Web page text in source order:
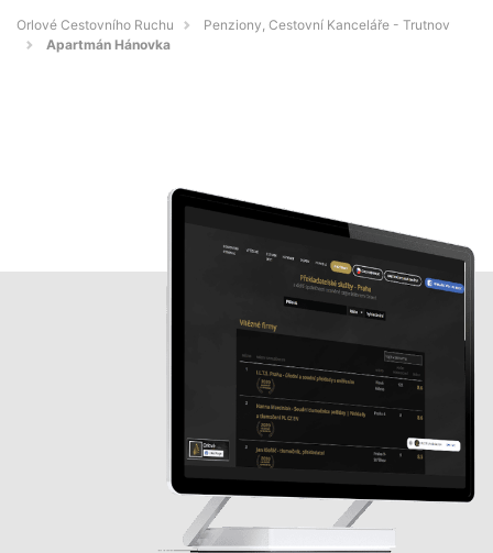
Orlové Cestovního Ruchu
Penziony, Cestovní Kanceláře - Trutnov
Apartmán Hánovka